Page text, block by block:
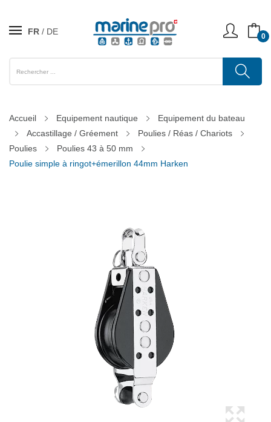
FR DE 0
Accueil Equipement nautique
Equipement du bateau
Accastillage / Gréement
Poulies / Réas / Chariots
Poulies
Poulies 43 à 50 mm
Poulie simple à ringot+émerillon 44mm Harken